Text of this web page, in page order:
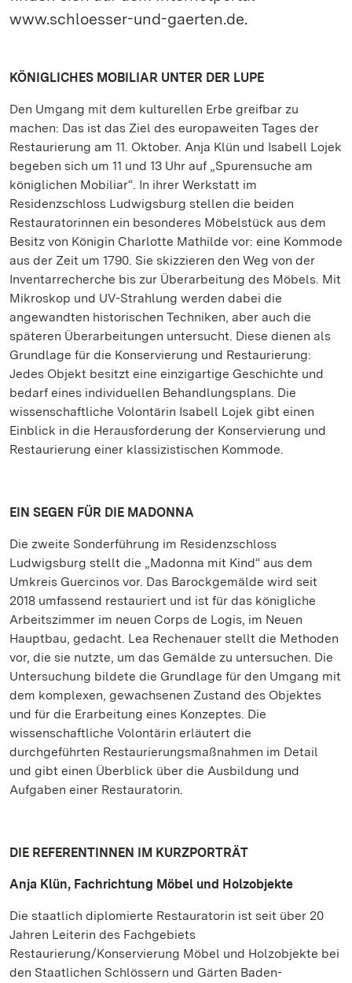
www.schloesser-und-gaerten.de.
KÖNIGLICHES MOBILIAR UNTER DER LUPE
Den Umgang mit dem kulturellen Erbe greifbar zu
machen: Das ist das Ziel des europaweiten Tages der
Restaurierung am 11. Oktober. Anja Klün und Isabell Lojek
begeben sich um 11 und 13 Uhr auf „Spurensuche am
königlichen Mobiliar“. In ihrer Werkstatt im
Residenzschloss Ludwigsburg stellen die beiden
Restauratorinnen ein besonderes Möbelstück aus dem
Besitz von Königin Charlotte Mathilde vor: eine Kommode
aus der Zeit um 1790. Sie skizzieren den Weg von der
Inventarrecherche bis zur Überarbeitung des Möbels. Mit
Mikroskop und UV-Strahlung werden dabei die
angewandten historischen Techniken, aber auch die
späteren Überarbeitungen untersucht. Diese dienen als
Grundlage für die Konservierung und Restaurierung:
Jedes Objekt besitzt eine einzigartige Geschichte und
bedarf eines individuellen Behandlungsplans. Die
wissenschaftliche Volontärin Isabell Lojek gibt einen
Einblick in die Herausforderung der Konservierung und
Restaurierung einer klassizistischen Kommode.
EIN SEGEN FÜR DIE MADONNA
Die zweite Sonderführung im Residenzschloss
Ludwigsburg stellt die „Madonna mit Kind“ aus dem
Umkreis Guercinos vor. Das Barockgemälde wird seit
2018 umfassend restauriert und ist für das königliche
Arbeitszimmer im neuen Corps de Logis, im Neuen
Hauptbau, gedacht. Lea Rechenauer stellt die Methoden
vor, die sie nutzte, um das Gemälde zu untersuchen. Die
Untersuchung bildete die Grundlage für den Umgang mit
dem komplexen, gewachsenen Zustand des Objektes
und für die Erarbeitung eines Konzeptes. Die
wissenschaftliche Volontärin erläutert die
durchgeführten Restaurierungsmaßnahmen im Detail
und gibt einen Überblick über die Ausbildung und
Aufgaben einer Restauratorin.
DIE REFERENTINNEN IM KURZPORTRÄT
Anja Klün, Fachrichtung Möbel und Holzobjekte
Die staatlich diplomierte Restauratorin ist seit über 20
Jahren Leiterin des Fachgebiets
Restaurierung/Konservierung Möbel und Holzobjekte bei
den Staatlichen Schlössern und Gärten Baden-